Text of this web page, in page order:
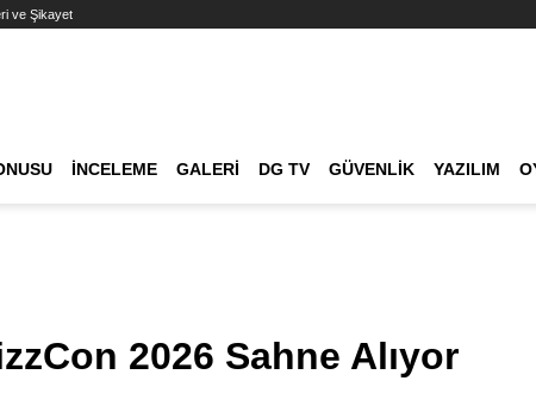
ve Şikayet
İNCELEME GALERI DG TV GÜVENLIK YAZILIM
2026 Sahne Alıyor